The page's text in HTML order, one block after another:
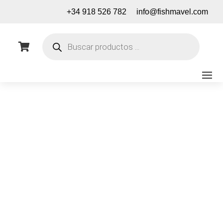
+34 918 526 782 info@fishmavel.com

productos